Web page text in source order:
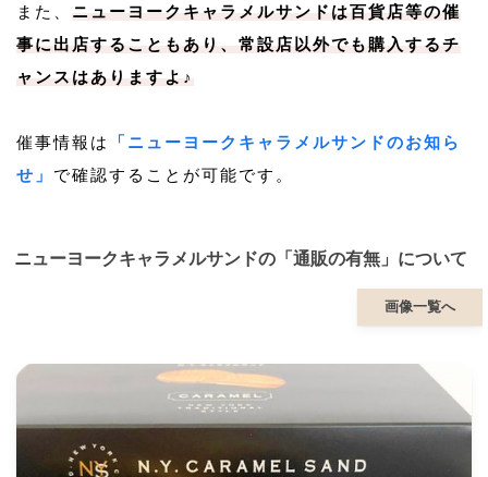
また、 ニューヨークキャラメルサンドは百貨店等の催
事に出店することもあり、常設店以外でも購入するチ
ャンスはありますよ♪
催事情報は
「ニューヨークキャラメルサンドのお知ら
せ」 で確認することが可能です。
ニューヨークキャラメルサンドの「通販の有無」について
画像一覧へ